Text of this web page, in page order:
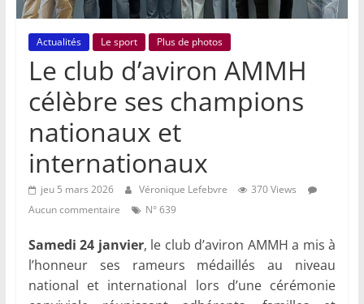
Actualités Le sport Plus de photos
Le club d’aviron AMMH
célèbre ses champions
nationaux et
internationaux
jeu 5 mars 2026 Véronique Lefebvre
370 Views
Aucun commentaire
N° 639
Samedi 24 janvier, le club d’aviron AMMH a mis à
l’honneur ses rameurs médaillés au niveau
national et international lors d’une cérémonie